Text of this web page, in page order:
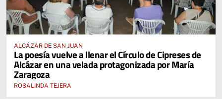
ALCÁZAR DE SAN JUAN
La poesía vuelve a llenar el Círculo de Cipreses de
Alcázar en una velada protagonizada por María
Zaragoza
ROSALINDA TEJERA